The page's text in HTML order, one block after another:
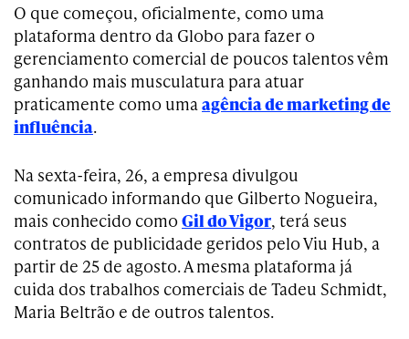
O que começou, oficialmente, como uma
plataforma dentro da Globo para fazer o
gerenciamento comercial de poucos talentos vêm
ganhando mais musculatura para atuar
praticamente como umaagência de marketing de
influência.
Na sexta-feira, 26, a empresa divulgou
comunicado informando que Gilberto Nogueira,
mais conhecido como Gil do Vigor, terá seus
contratos de publicidade geridos pelo Viu Hub, a
partir de 25 de agosto. A mesma plataforma já
cuida dos trabalhos comerciais de Tadeu Schmidt,
Maria Beltrão e de outros talentos.